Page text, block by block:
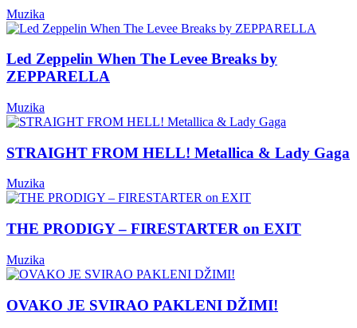
Muzika
Led Zeppelin When The Levee Breaks by
ZEPPARELLA
Muzika
STRAIGHT FROM HELL! Metallica & Lady Gaga
Muzika
THE PRODIGY – FIRESTARTER on EXIT
Muzika
OVAKO JE SVIRAO PAKLENI DŽIMI!